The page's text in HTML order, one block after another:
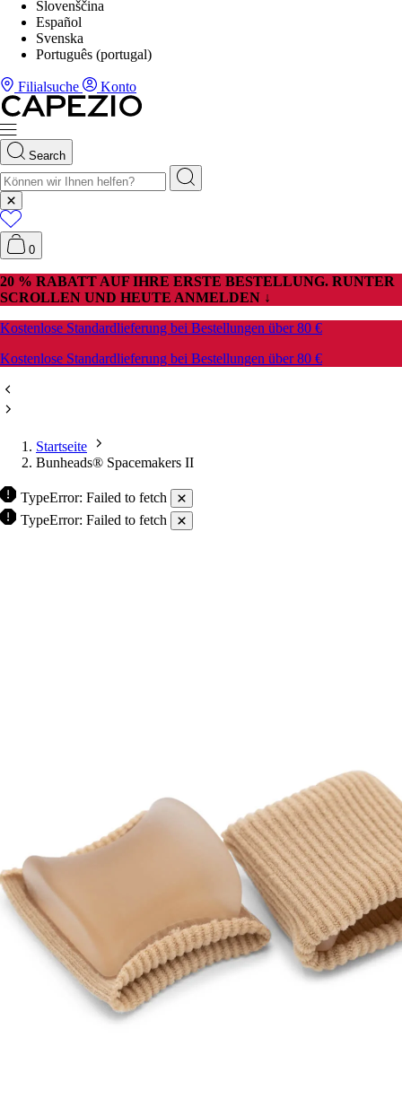
Slovenščina
Español
Svenska
Português (portugal)
Filialsuche Konto
Search
0
20 % RABATT AUF IHRE ERSTE BESTELLUNG. RUNTER
SCROLLEN UND HEUTE ANMELDEN ↓
Kostenlose Standardlieferung bei Bestellungen über 80 €
Kostenlose Standardlieferung bei Bestellungen über 80 €
Startseite
Bunheads® Spacemakers II
TypeError: Failed to fetch
TypeError: Failed to fetch